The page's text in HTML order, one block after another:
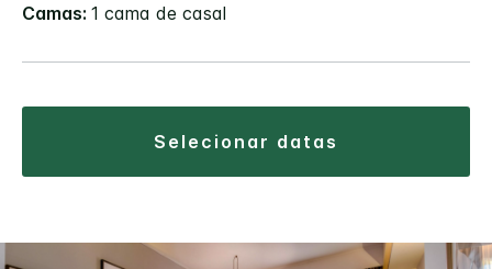
Camas: 1 cama de casal
selecionar datas